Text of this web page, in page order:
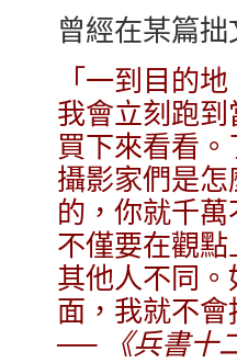
曾經在某篇
「一到目的
我會立刻跑
買下來看看
攝影家們是
的，你就千
不僅要在觀
其他人不同
面，我就不會
── 《兵書十